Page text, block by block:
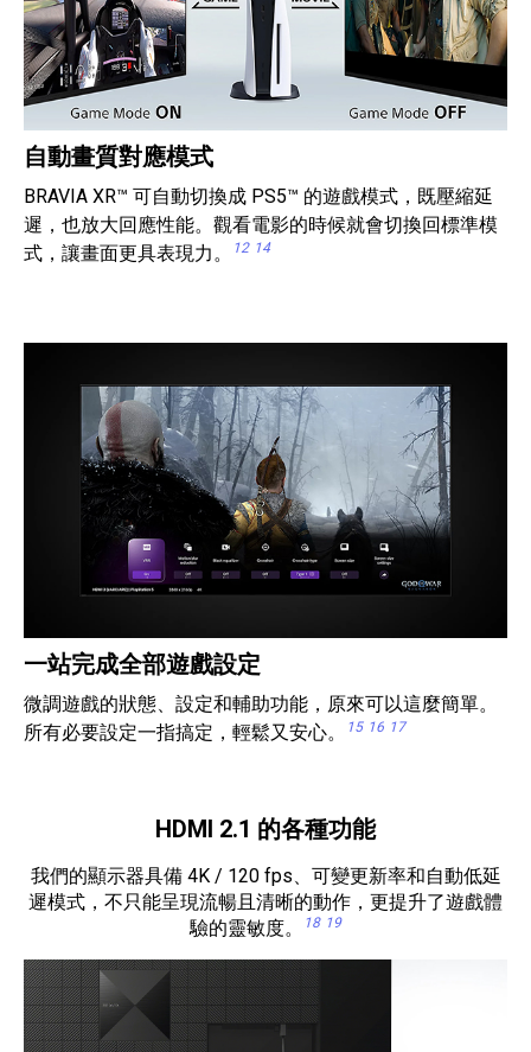
自動畫質對應模式
BRAVIA XR™ 可自動切換成 PS5™ 的遊戲模式，既壓縮延
遲，也放大回應性能。觀看電影的時候就會切換回標準模
式，讓畫面更具表現力。
12 14
一站完成全部遊戲設定
微調遊戲的狀態、設定和輔助功能，原來可以這麼簡單。
所有必要設定一指搞定，輕鬆又安心。
15 16 17
HDMI 2.1 的各種功能
我們的顯示器具備 4K / 120 fps、可變更新率和自動低延
遲模式，不只能呈現流暢且清晰的動作，更提升了遊戲體
驗的靈敏度。
18 19